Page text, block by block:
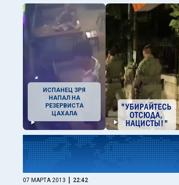
ИСПАНЕЦ ЗРЯ
НАПАЛ НА
РЕЗЕРВИСТА
ЦАХАЛА
07 МАРТА 2013 | 22:42